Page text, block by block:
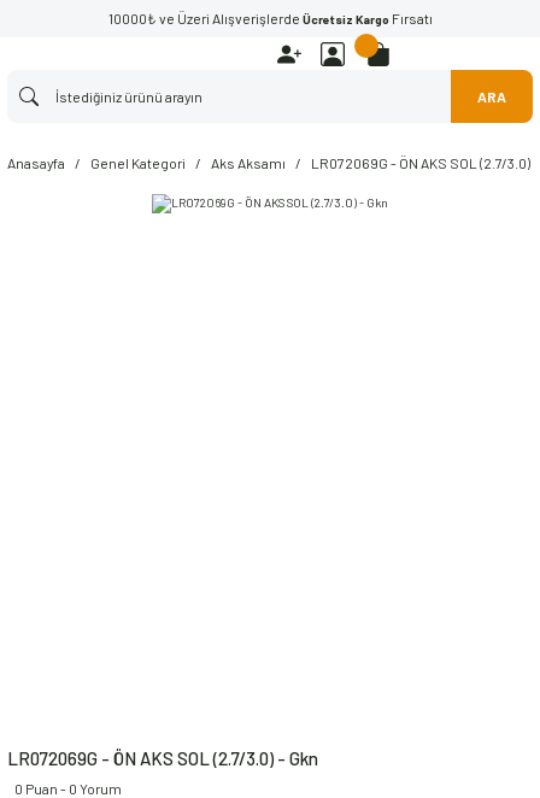
10000₺ ve Üzeri Alışverişlerde Ücretsiz Kargo Fırsatı
ARA
Anasayfa Genel Kategori Aks Aksamı LR072069G - ÖN AKS SOL (2.7/3.0)
LR072069G - ÖN AKS SOL (2.7/3.0) - Gkn
0 Puan - 0 Yorum